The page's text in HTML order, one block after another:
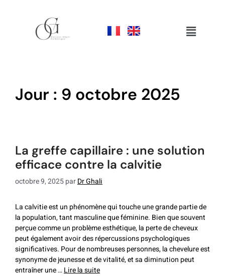
jour : 9 octobre 2025
la greffe capillaire : une solution
efficace contre la calvitie
octobre 9, 2025parDr Ghali
La calvitie est un phénomène qui touche une grande partie de
la population, tant masculine que féminine. Bien que souvent
perçue comme un problème esthétique, la perte de cheveux
peut également avoir des répercussions psychologiques
significatives. Pour de nombreuses personnes, la chevelure est
synonyme de jeunesse et de vitalité, et sa diminution peut
entraîner une …Lire la suite